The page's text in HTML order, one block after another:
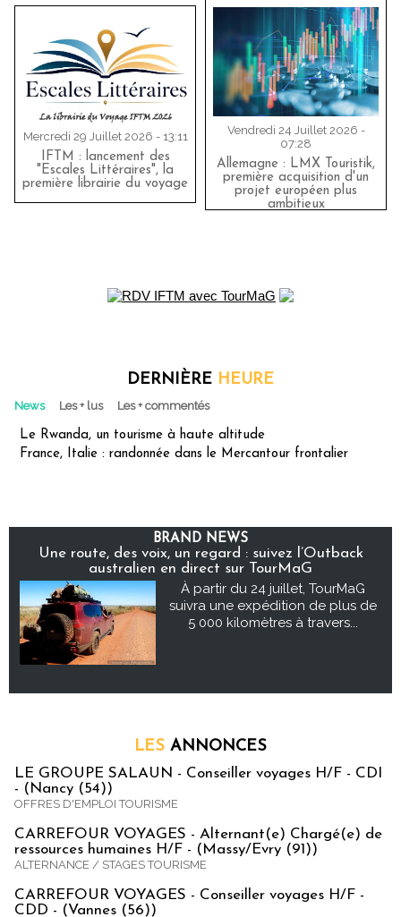
Mercredi 29 Juillet 2026 - 13:11
IFTM : lancement des
"Escales Littéraires", la
première librairie du voyage
Vendredi 24 Juillet 2026 -
07:28
Allemagne : LMX Touristik,
première acquisition d'un
projet européen plus
ambitieux
DERNIÈRE HEURE
News Les + lus Les + commentés
Le Rwanda, un tourisme à haute altitude
France, Italie : randonnée dans le Mercantour frontalier
BRAND NEWS
Une route, des voix, un regard : suivez l’Outback
australien en direct sur TourMaG
À partir du 24 juillet, TourMaG
suivra une expédition de plus de
5 000 kilomètres à travers...
LES ANNONCES
LE GROUPE SALAUN - Conseiller voyages H/F - CDI
- (Nancy (54))
OFFRES D'EMPLOI TOURISME
CARREFOUR VOYAGES - Alternant(e) Chargé(e) de
ressources humaines H/F - (Massy/Evry (91))
ALTERNANCE / STAGES TOURISME
CARREFOUR VOYAGES - Conseiller voyages H/F -
CDD - (Vannes (56))